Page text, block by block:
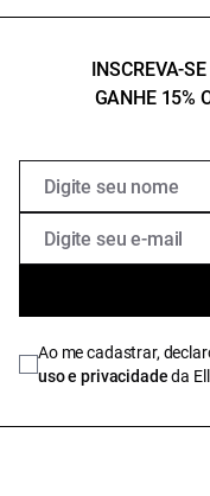
INSCREVA-
GANHE 15%
Ao me cadastrar,
uso e privacidadeda